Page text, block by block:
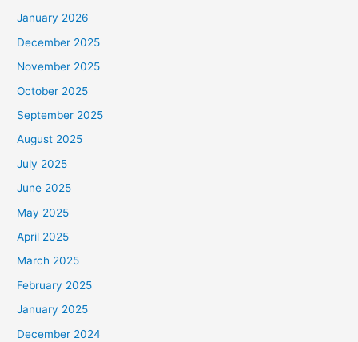
January 2026
December 2025
November 2025
October 2025
September 2025
August 2025
July 2025
June 2025
May 2025
April 2025
March 2025
February 2025
January 2025
December 2024